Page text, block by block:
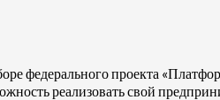
федерального проекта
реализовать свой